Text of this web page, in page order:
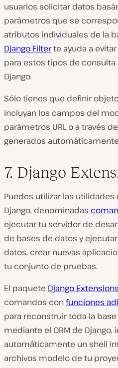
usuarios solicitar datos
parámetros que se
atributos individuales de la
Django Filterte ayuda a
para estos tipos de
Django.
Sólo tienes que definir
incluyan los campos del
parámetros URL o a través
generados
7. Django
Puedes utilizar las
Django, denominadas
ejecutar tu servidor de
de bases de datos y
datos, crear nuevas
tu conjunto de pruebas.
El paquete Django Extensions
comandos confunciones
para reconstruir toda la
mediante el ORM de Django,
automáticamente un shell
archivos modelo de tu